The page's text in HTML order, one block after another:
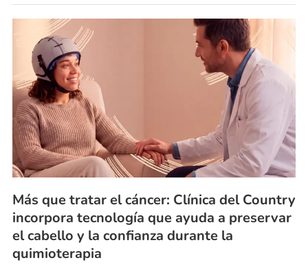
Más que tratar el cáncer: Clínica del Country
incorpora tecnología que ayuda a preservar
el cabello y la confianza durante la
quimioterapia